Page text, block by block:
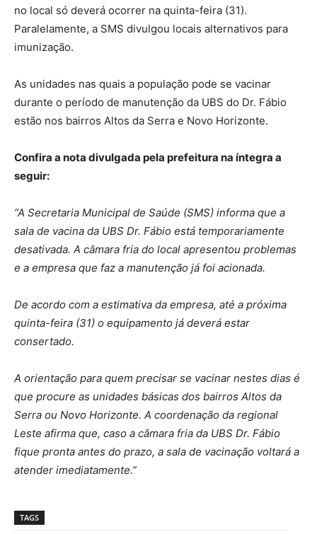
no local só deverá ocorrer na quinta-feira (31).
Paralelamente, a SMS divulgou locais alternativos para
imunização.
As unidades nas quais a população pode se vacinar
durante o período de manutenção da UBS do Dr. Fábio
estão nos bairros Altos da Serra e Novo Horizonte.
Confira a nota divulgada pela prefeitura na íntegra a
seguir:
“A Secretaria Municipal de Saúde (SMS) informa que a
sala de vacina da UBS Dr. Fábio está temporariamente
desativada. A câmara fria do local apresentou problemas
e a empresa que faz a manutenção já foi acionada.
De acordo com a estimativa da empresa, até a próxima
quinta-feira (31) o equipamento já deverá estar
consertado.
A orientação para quem precisar se vacinar nestes dias é
que procure as unidades básicas dos bairros Altos da
Serra ou Novo Horizonte. A coordenação da regional
Leste afirma que, caso a câmara fria da UBS Dr. Fábio
fique pronta antes do prazo, a sala de vacinação voltará a
atender imediatamente.”
TAGS